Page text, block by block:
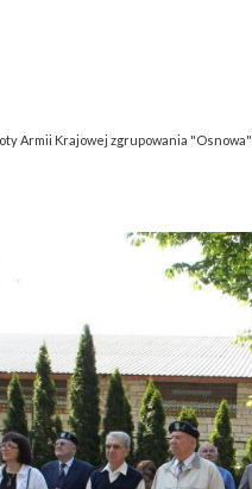
Armii Krajowej zgrupowania "Osnowa"